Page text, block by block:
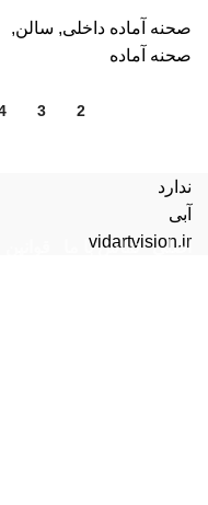
صحنه آماده داخلی, سالن,
صحنه آماده
2
3
ندارد
آبی
vidartvision.ir
اصلی
تماس با ما